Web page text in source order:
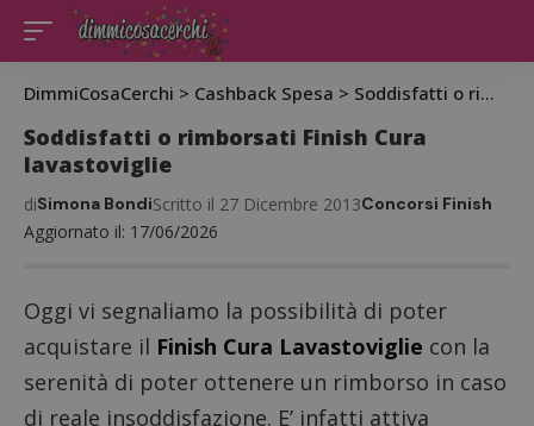
DimmiCosaCerchi > Cashback Spesa > Soddisfatti o rimborsati
Soddisfatti o rimborsati Finish Cura
lavastoviglie
Aggiornato il: 17/06/2026
diSimona BondiScritto il 27 Dicembre 2013Concorsi Finish
Oggi vi segnaliamo la possibilità di poter
acquistare il Finish Cura Lavastoviglie con la
serenità di poter ottenere un rimborso in caso
di reale insoddisfazione. E’ infatti attiva